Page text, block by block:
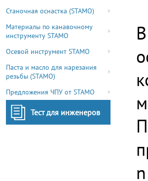
Станочная оснастка (STAMO)
Материалы по канавочному
инструменту STAMO
Осевой инструмент STAMO
Паста и масло для нарезания
резьбы (STAMO)
Предложения ЧПУ от STAMO
Тест для инженеров